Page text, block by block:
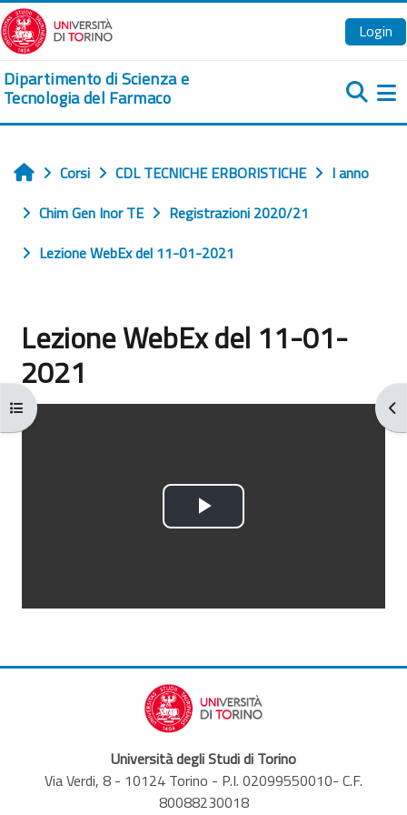
Vai al contenuto principale
Login
Dipartimento di Scienza e
Tecnologia del Farmaco
Apri indice del corso
Home
Corsi CDL TECNICHE ERBORISTICHE
I anno
Chim Gen Inor TE
Registrazioni 2020/21
Lezione WebEx del 11-01-2021
Lezione WebEx del 11-01-
2021
Aggregazione dei criteri
Riproduci
video
Università degli Studi di Torino
Via Verdi, 8 - 10124 Torino - P.I. 02099550010- C.F.
80088230018